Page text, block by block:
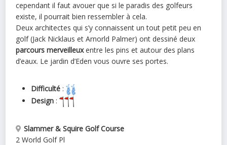
cependant il faut avouer que si le paradis des golfeurs
existe, il pourrait bien ressembler à cela.
Deux architectes qui s’y connaissent un tout petit peu en
golf (Jack Nicklaus et Arnorld Palmer) ont dessiné deux
parcours merveilleuxentre les pins et autour des plans
d’eaux. Le jardin d’Eden vous ouvre ses portes.
Difficulté :
Design :
Slammer & Squire Golf Course
2 World Golf Pl